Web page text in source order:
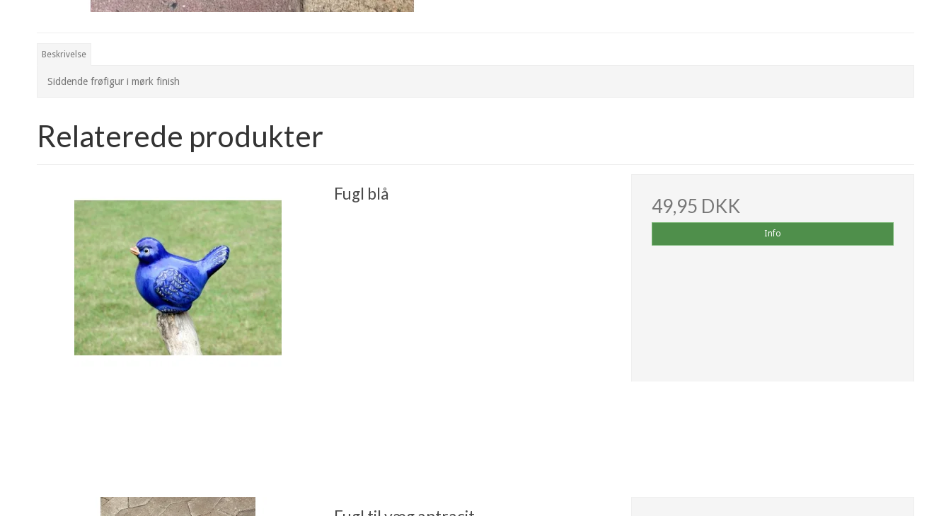
Beskrivelse
Siddende frøfigur i mørk finish
Relaterede produkter
Fugl blå
49,95 DKK
Info